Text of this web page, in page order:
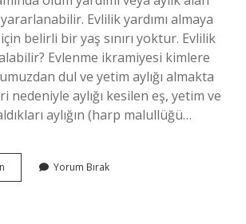
Evlilik yardımı almaya
belirli bir yaş sınırı yoktur. Evlilik
Evlenme ikramiyesi kimlere
dul ve yetim aylığı almakta
nedeniyle aylığı kesilen eş, yetim ve
aylığın (harp malullüğü…
Yardımı
Yorum Bırak